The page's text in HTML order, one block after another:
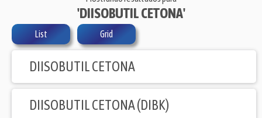
'DIISOBUTIL CETONA'
List Grid
DIISOBUTIL CETONA
DIISOBUTIL CETONA (DIBK)